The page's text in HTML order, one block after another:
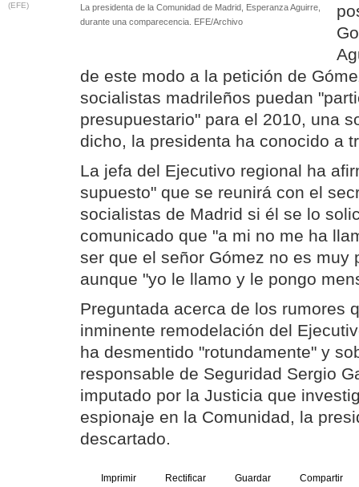
(EFE)
La presidenta de la Comunidad de Madrid, Esperanza Aguirre,
durante una comparecencia. EFE/Archivo
de este modo a la petición de
socialistas madrileños puedan
presupuestario" para el 2010, una
dicho, la presidenta ha conocido a
La jefa del Ejecutivo regional ha
supuesto" que se reunirá con el
socialistas de Madrid si él se lo
comunicado que "a mi no me ha
ser que el señor Gómez no es muy
aunque "yo le llamo y le pongo
Preguntada acerca de los rumores
inminente remodelación del
ha desmentido "rotundamente" y
responsable de Seguridad Sergio
imputado por la Justicia que
espionaje en la Comunidad, la
descartado.
Imprimir Rectificar Guardar Compartir